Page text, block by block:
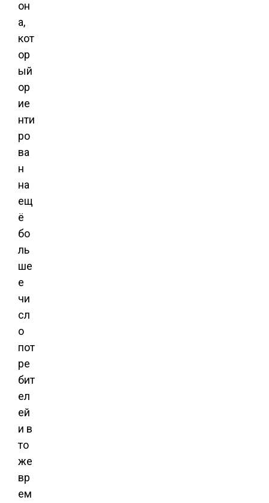
он
а,
кот
ор
ый
ор
ие
нти
ро
ва
н
на
ещ
ё
бо
ль
ше
е
чи
сл
о
пот
ре
бит
ел
ей
и в
то
же
вр
ем